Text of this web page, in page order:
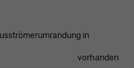
in
vorhanden